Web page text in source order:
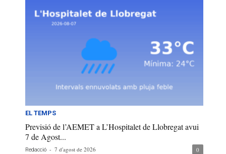
EL TEMPS
Previsió de l’AEMET a L’Hospitalet de Llobregat avui
7 de Agost...
Redacció - 7 d'agost de 2026 0